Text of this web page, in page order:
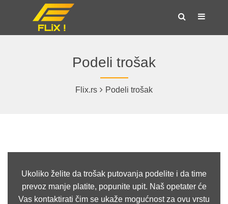
Podeli trošak
Flix.rs Podeli trošak
Ukoliko želite da trošak putovanja podelite i da time
prevoz manje platite, popunite upit. Naš opetater će
Vas kontaktirati čim se ukaže mogućnost za ovu vrstu